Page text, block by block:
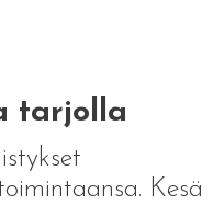
tarjolla
Kesä